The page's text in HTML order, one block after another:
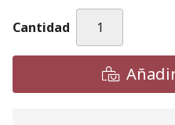
Cantidad